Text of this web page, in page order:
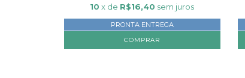
10 x de R$16,40 sem juros
PRONTA ENTREGA